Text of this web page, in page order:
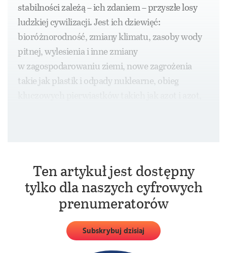
stabilności zależą – ich zdaniem – przyszłe losy
ludzkiej cywilizacji. Jest ich dziewięć:
bioróżnorodność, zmiany klimatu, zasoby wody
pitnej, wylesienia i inne zmiany
w zagospodarowaniu ziemi, nowe zagrożenia
takie jak plastik i odpady nuklearne, obieg
Ten artykuł jest dostępny
tylko dla naszych cyfrowych
prenumeratorów
Subskrybuj dzisiaj